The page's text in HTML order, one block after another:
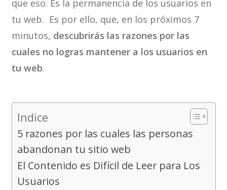
que eso. Es la permanencia de los usuarios en
tu web. Es por ello, que, en los próximos 7
minutos, descubrirás las razones por las
cuales no logras mantener a los usuarios en
tu web.
Indice
5 razones por las cuales las personas
abandonan tu sitio web
El Contenido es Difícil de Leer para Los
Usuarios